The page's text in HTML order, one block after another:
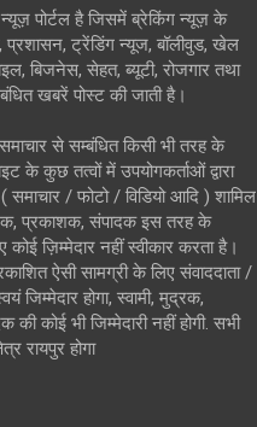
न्यूज़ पोर्टल है जिसमें ब्रेकिंग न्यूज़ के
प्रशासन, ट्रेंडिंग न्यूज, बॉलीवुड, खेल
बिजनेस, सेहत, ब्यूटी, रोजगार तथा
खबरें पोस्ट की जाती है।
से सम्बंधित किसी भी तरह के
के कुछ तत्वों में उपयोगकर्ताओं द्वारा
समाचार / फोटो / विडियो आदि ) शामिल
प्रकाशक, संपादक इस तरह के
कोई ज़िम्मेदार नहीं स्वीकार करता है।
ऐसी सामग्री के लिए संवाददाता /
जिम्मेदार होगा, स्वामी, मुद्रक,
कोई भी जिम्मेदारी नहीं होगी. सभी
रायपुर होगा